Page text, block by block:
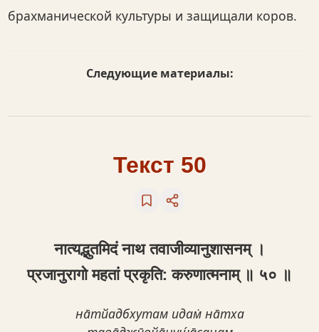
брахманической культуры и защищали коров.
Следующие материалы:
Текст 50
नात्यद्भुतमिदं नाथ तवाजीव्यानुशासनम् ।
प्रजानुरागो महतां प्रकृति: करुणात्मनाम् ॥ ५० ॥
на̄тйадбхутам идам̇ на̄тха